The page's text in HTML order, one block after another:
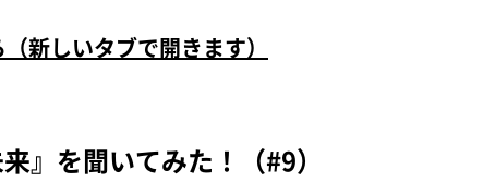
新しいタブで開きます）
』を聞いてみた！（#9）